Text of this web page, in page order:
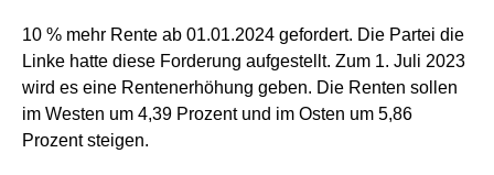
10 % mehr Rente ab 01.01.2024 gefordert. Die Partei die
Linke hatte diese Forderung aufgestellt. Zum 1. Juli 2023
wird es eine Rentenerhöhung geben. Die Renten sollen
im Westen um 4,39 Prozent und im Osten um 5,86
Prozent steigen.